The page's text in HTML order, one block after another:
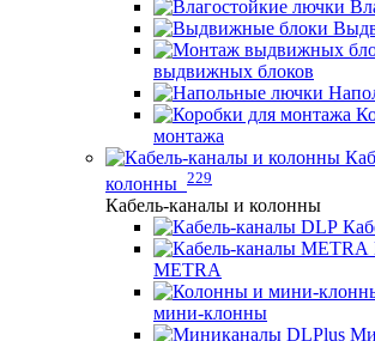
выдвижных блоков
монтажа
колонны 229
Кабель-каналы и колонны
METRA
мини-клонны